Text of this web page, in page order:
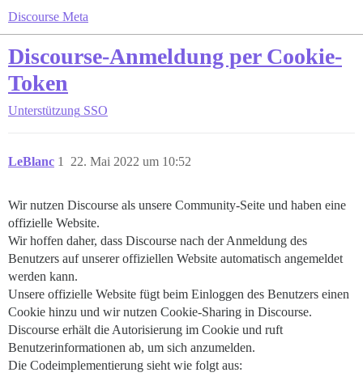
Discourse Meta
Discourse-Anmeldung per Cookie-
Token
Unterstützung SSO
LeBlanc 22. Mai 2022 um 10:52
1
Wir nutzen Discourse als unsere Community-Seite und haben eine
offizielle Website.
Wir hoffen daher, dass Discourse nach der Anmeldung des
Benutzers auf unserer offiziellen Website automatisch angemeldet
werden kann.
Unsere offizielle Website fügt beim Einloggen des Benutzers einen
Cookie hinzu und wir nutzen Cookie-Sharing in Discourse.
Discourse erhält die Autorisierung im Cookie und ruft
Benutzerinformationen ab, um sich anzumelden.
Die Codeimplementierung sieht wie folgt aus: